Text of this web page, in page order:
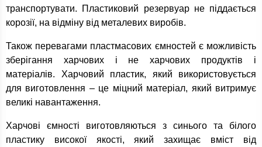
транспортувати. Пластиковий резервуар не піддається
корозії, на відміну від металевих виробів.
Також перевагами пластмасових ємностей є можливість
зберігання харчових і не харчових продуктів і
матеріалів. Харчовий пластик, який використовується
для виготовлення – це міцний матеріал, який витримує
великі навантаження.
Харчові ємності виготовляються з синього та білого
пластику високої якості, який захищає вміст від